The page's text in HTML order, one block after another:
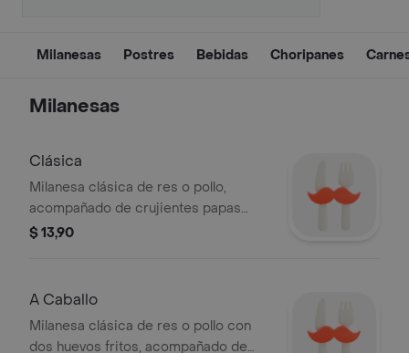
Milanesas Postres Bebidas Choripanes
Milanesas
Clásica
Milanesa clásica de res o pollo,
acompañado de crujientes papas
fritas o papa cocida con salsa pesto,
$ 13,90
A Caballo
Milanesa clásica de res o pollo con
dos huevos fritos, acompañado de